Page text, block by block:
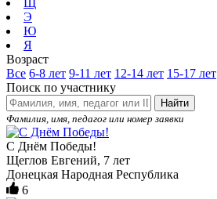
Э
Ю
Я
Возраст
Все 6-8 лет 9-11 лет 12-14 лет 15-17 лет
Поиск по участнику
Найти
Фамилия, имя, педагог или номер заявки
С Днём Победы!
Щеглов Евгений, 7 лет
Донецкая Народная Республика
6